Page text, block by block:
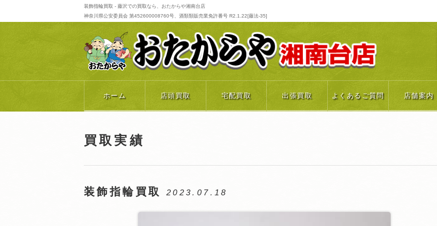
装飾指輪買取 - 藤沢での買取なら、おたからや湘南台店
神奈川県公安委員会 第452600008760号、酒類類販売業免許番号 R2.1.22[藤法-35]
ホーム 店頭買取 宅配買取 出張買取 よくあるご質問 店舗案内
買取実績
装飾指輪買取 2023.07.18